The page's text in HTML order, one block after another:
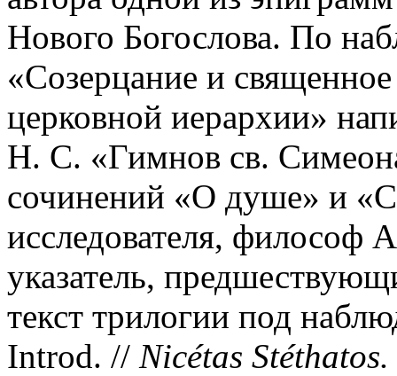
Нового Богослова. По
«Созерцание и
церковной иерархии»
Н. С. «Гимнов св.
сочинений «О душе» и
исследователя, философ
указатель,
текст трилогии под
Introd. // Nicétas Stéthatos.